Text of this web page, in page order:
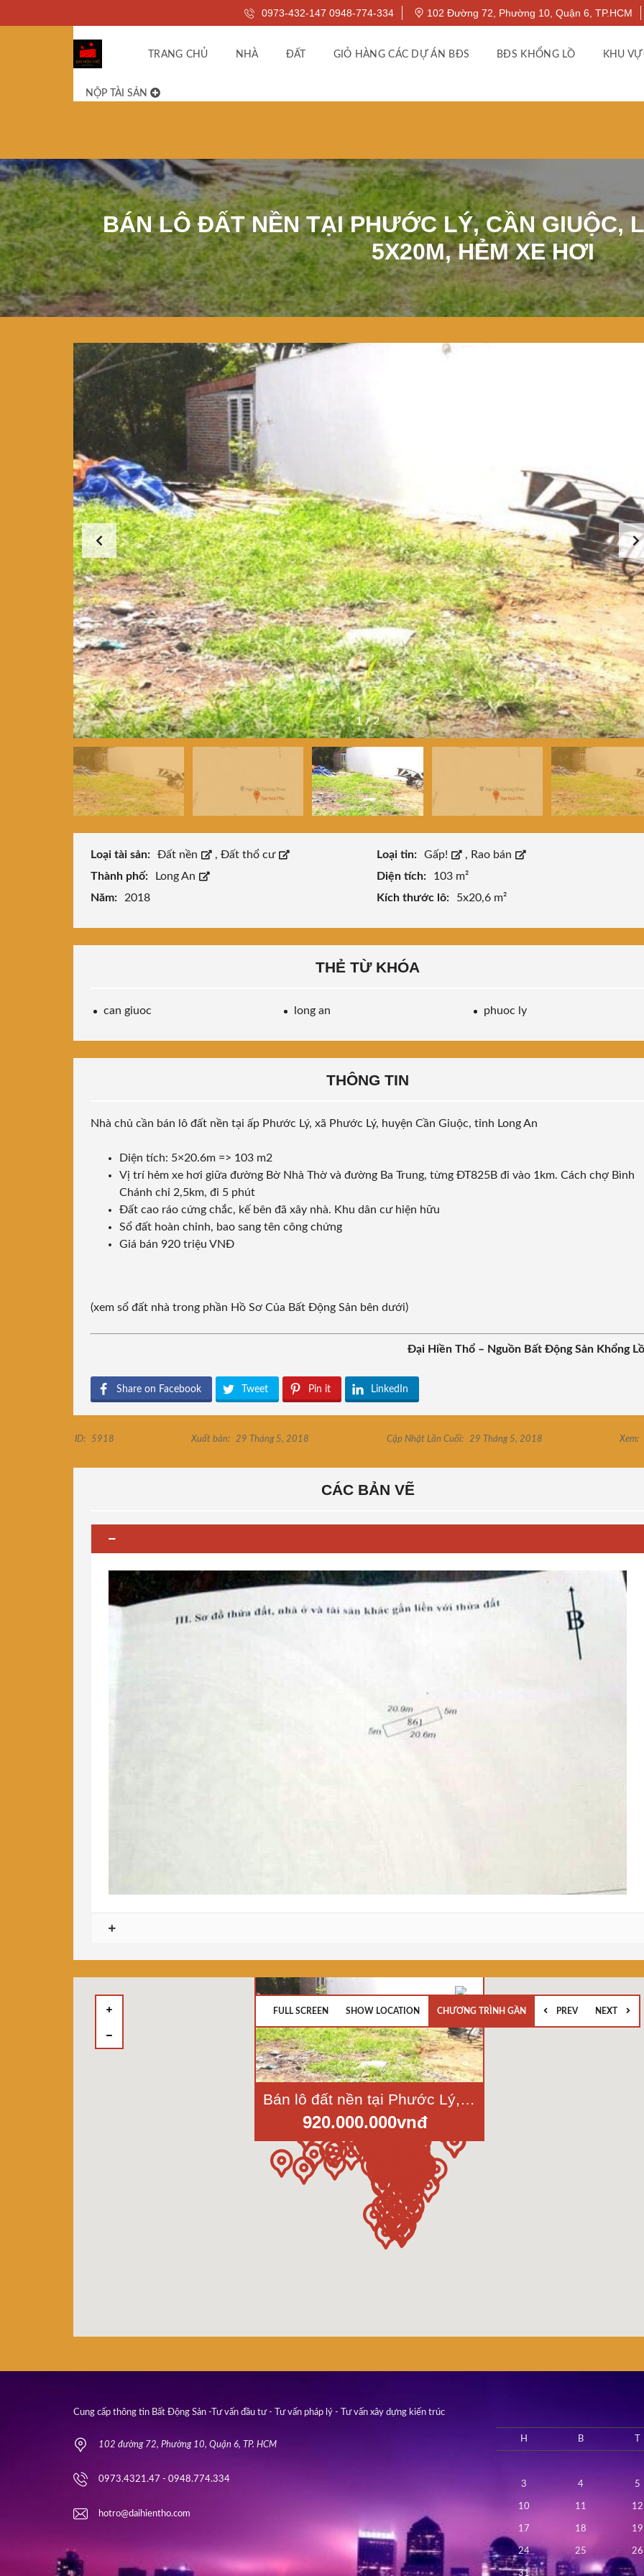
0973-432-147 0948-774-334 102 Đường 72, Phường 10, Quận 6, TP.HCM
TRANG CHỦ NHÀ ĐẤT GIỎ HÀNG CÁC DỰ ÁN BĐS BĐS KHỔNG LỒ KHU
NỘP TÀI SẢN
BÁN LÔ ĐẤT NỀN TẠI PHƯỚC LÝ, CẦN GIUỘC,
5X20M, HẺM XE HƠI
1/2
Loại tài sản: Đất nền , Đất thổ cư Loại tin: Gấp! , Rao bán
Thành phố:
Long An Diện tích:
103 m²
Năm:
2018 Kích thước lô: 5x20,6 m²
THẺ TỪ KHÓA
can giuoc long an phuoc ly
THÔNG TIN
Nhà chủ cần bán lô đất nền tại ấp Phước Lý, xã Phước Lý, huyện Cần Giuộc, tỉnh Long An
Diện tích: 5×20.6m => 103 m2
Vị trí hẻm xe hơi giữa đường Bờ Nhà Thờ và đường Ba Trung, từng ĐT825B đi vào 1km. Cách chợ Bình
Chánh chỉ 2,5km, đi 5 phút
Đất cao ráo cứng chắc, kế bên đã xây nhà. Khu dân cư hiện hữu
Sổ đất hoàn chỉnh, bao sang tên công chứng
Giá bán 920 triệu VNĐ
(xem sổ đất nhà trong phần Hồ Sơ Của Bất Động Sản bên dưới)
Đại Hiền Thổ – Nguồn Bất Động Sản Khổng Lồ
Share on Facebook Tweet Pin it LinkedIn
ID: 5918 Xuất bản: 29 Tháng 5, 2018 Cập Nhật Lần Cuối: 29 Tháng 5, 2018 Xem:
CÁC BẢN VẼ
Bán lô đất nền tại Phước Lý, Cần Giuộc, Long An, diện tích 5x20m, hẻm xe hơi
920.000.000vnđ
FULL SCREEN SHOW LOCATION CHƯƠNG TRÌNH GẦN PREV NEXT
Cung cấp thông tin Bất Động Sản -Tư vấn đầu tư - Tư vấn pháp lý - Tư vấn xây dựng kiến trúc
102 đường 72, Phường 10, Quận 6, TP. HCM
0973.4321.47 - 0948.774.334
hotro@daihientho.com
H B
3 4 5
10 11 12
17 18 19
24 25 26
31